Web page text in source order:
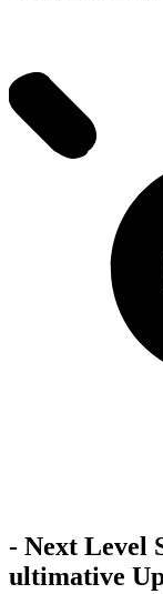
- Next Level
ultimative